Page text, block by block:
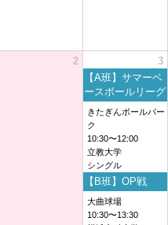
2
3
【A班】サマーベ
ースボールリーグ
きたぎんボールパー
ク
10:30〜12:00
立教大学
シングル
【B班】OP戦
大曲球場
10:30〜13:30